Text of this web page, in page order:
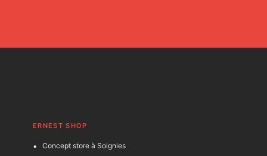
ERNEST SHOP
Concept store à Soignies